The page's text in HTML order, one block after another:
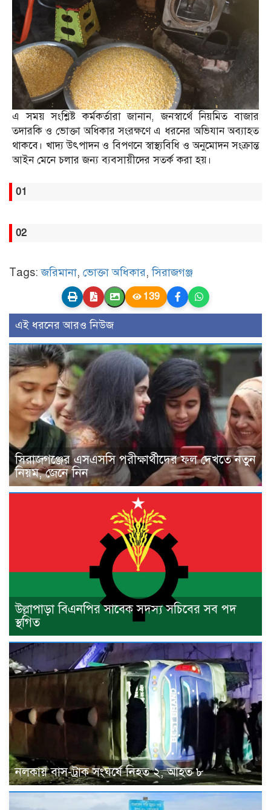
এ সময় সংশ্লিষ্ট কর্মকর্তারা জানান, জনস্বার্থে নিয়মিত বাজার
তদারকি ও ভোক্তা অধিকার সংরক্ষণে এ ধরনের অভিযান অব্যাহত
থাকবে। খাদ্য উৎপাদন ও বিপণনে স্বাস্থ্যবিধি ও অনুমোদন সংক্রান্ত
আইন মেনে চলার জন্য ব্যবসায়ীদের সতর্ক করা হয়।
01
02
Tags:জরিমানা, ভোক্তা অধিকার,সিরাজগঞ্জ
139
এই ধরনের আরও নিউজ
সিরাজগঞ্জের এসএসসি পরীক্ষার্থীদের ফল দেখতে নতুন
নিয়ম, জেনে নিন
উল্লাপাড়া বিএনপির সাবেক সদস্য সচিবের সব পদ
স্থগিত
নলকায় বাস-ট্রাক সংঘর্ষে নিহত ২, আহত ৮